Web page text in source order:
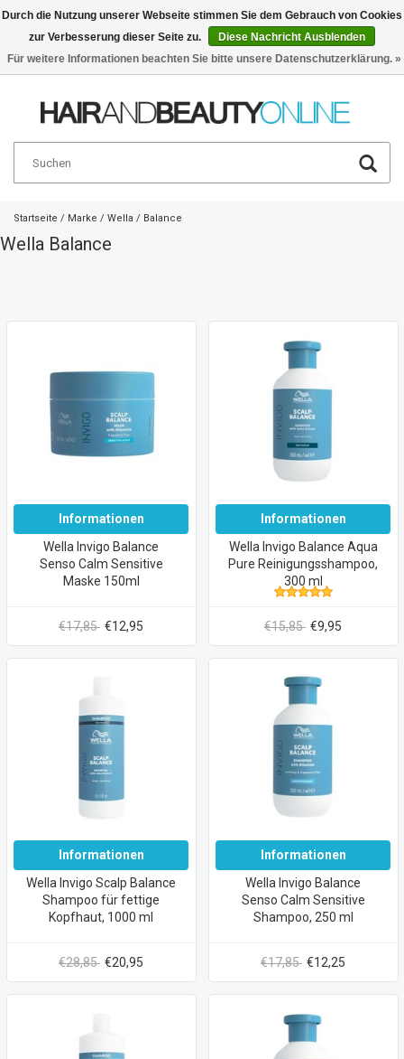
Deutsch €
Startseite / Marke / Wella / Balance
Wella Balance
Informationen
Wella Invigo Balance
Senso Calm Sensitive
Maske 150ml
€17,85 €12,95
Informationen
Wella Invigo Balance Aqua
Pure Reinigungsshampoo,
300 ml
€15,85 €9,95
Informationen
Wella Invigo Scalp Balance
Shampoo für fettige
Kopfhaut, 1000 ml
€28,85 €20,95
Informationen
Wella Invigo Balance
Senso Calm Sensitive
Shampoo, 250 ml
€17,85 €12,25
Durch die Nutzung unserer Webseite stimmen Sie dem Gebrauch von Cookies
zur Verbesserung dieser Seite zu.
Diese Nachricht Ausblenden
Für weitere Informationen beachten Sie bitte unsere Datenschutzerklärung. »